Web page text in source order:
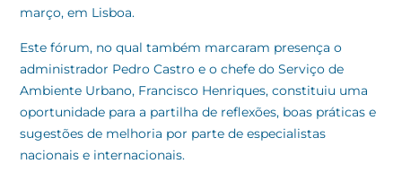
março, em Lisboa.
Este fórum, no qual também marcaram presença o
administrador Pedro Castro e o chefe do Serviço de
Ambiente Urbano, Francisco Henriques, constituiu uma
oportunidade para a partilha de reflexões, boas práticas e
sugestões de melhoria por parte de especialistas
nacionais e internacionais.